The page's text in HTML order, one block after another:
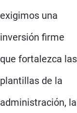
exigimos una
inversión firme
que fortalezca las
plantillas de la
administración, la